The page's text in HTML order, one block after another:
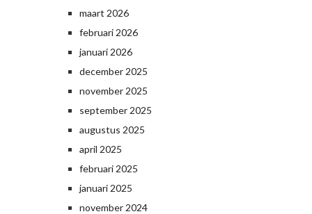
maart 2026
februari 2026
januari 2026
december 2025
november 2025
september 2025
augustus 2025
april 2025
februari 2025
januari 2025
november 2024